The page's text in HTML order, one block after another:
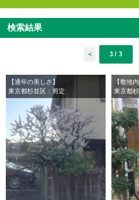
検索結果
＜ 3 / 3
【通年の美しさ】
東京都杉並区：剪定
【敷地
東京都